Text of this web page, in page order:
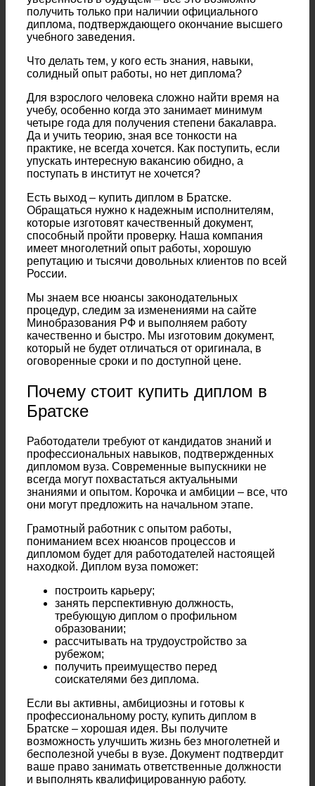
получить только при наличии официального
диплома, подтверждающего окончание высшего
учебного заведения.
Что делать тем, у кого есть знания, навыки,
солидный опыт работы, но нет диплома?
Для взрослого человека сложно найти время на
учебу, особенно когда это занимает минимум
четыре года для получения степени бакалавра.
Да и учить теорию, зная все тонкости на
практике, не всегда хочется. Как поступить, если
упускать интересную вакансию обидно, а
поступать в институт не хочется?
Есть выход – купить диплом в Братске.
Обращаться нужно к надежным исполнителям,
которые изготовят качественный документ,
способный пройти проверку. Наша компания
имеет многолетний опыт работы, хорошую
репутацию и тысячи довольных клиентов по всей
России.
Мы знаем все нюансы законодательных
процедур, следим за изменениями на сайте
Минобразования РФ и выполняем работу
качественно и быстро. Мы изготовим документ,
который не будет отличаться от оригинала, в
оговоренные сроки и по доступной цене.
Почему стоит купить диплом в
Братске
Работодатели требуют от кандидатов знаний и
профессиональных навыков, подтвержденных
дипломом вуза. Современные выпускники не
всегда могут похвастаться актуальными
знаниями и опытом. Корочка и амбиции – все, что
они могут предложить на начальном этапе.
Грамотный работник с опытом работы,
пониманием всех нюансов процессов и
дипломом будет для работодателей настоящей
находкой. Диплом вуза поможет:
построить карьеру;
занять перспективную должность,
требующую диплом о профильном
образовании;
рассчитывать на трудоустройство за
рубежом;
получить преимущество перед
соискателями без диплома.
Если вы активны, амбициозны и готовы к
профессиональному росту, купить диплом в
Братске – хорошая идея. Вы получите
возможность улучшить жизнь без многолетней и
бесполезной учебы в вузе. Документ подтвердит
ваше право занимать ответственные должности
и выполнять квалифицированную работу.